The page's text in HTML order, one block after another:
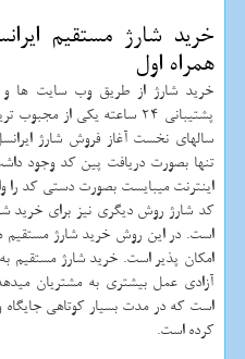
خرید شارژ مستقیم
همراه اول
خرید شارژ از طریق وب سایت ها و
پشتیبانی 24 ساعته یکی از
سالهای نخست آغاز فروش شارژ
تنها بصورت دریافت پین کد وجود
اینترنت میبایست بصورت دستی کد را
کد شارژ روش دیگری نیز برای خرید
است. در این روش خرید شارژ مستقیم
امکان پذیر است. خرید شارژ مستقیم
آزادی عمل بیشتری به مشتریان
است که در مدت بسیار کوتاهی جایگاه
کرده است.